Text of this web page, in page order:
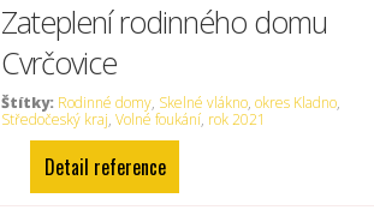
Zateplení rodinného domu
Cvrčovice
Štítky: Rodinné domy, Skelné vlákno,okres Kladno,
Středočeský kraj,Volné foukání, rok 2021
Detail reference